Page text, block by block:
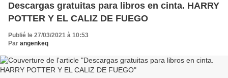
Descargas gratuitas para libros en cinta. HARRY
POTTER Y EL CALIZ DE FUEGO
Publié le 27/03/2021 à 10:53
Par angenkeq